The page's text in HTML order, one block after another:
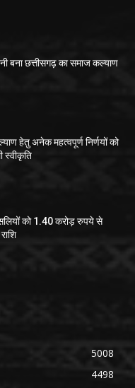
बना छत्तीसगढ़ का समाज कल्याण
हेतु अनेक महत्वपूर्ण निर्णयों को
स्वीकृति
को 1.40 करोड़ रुपये से
5008
4498